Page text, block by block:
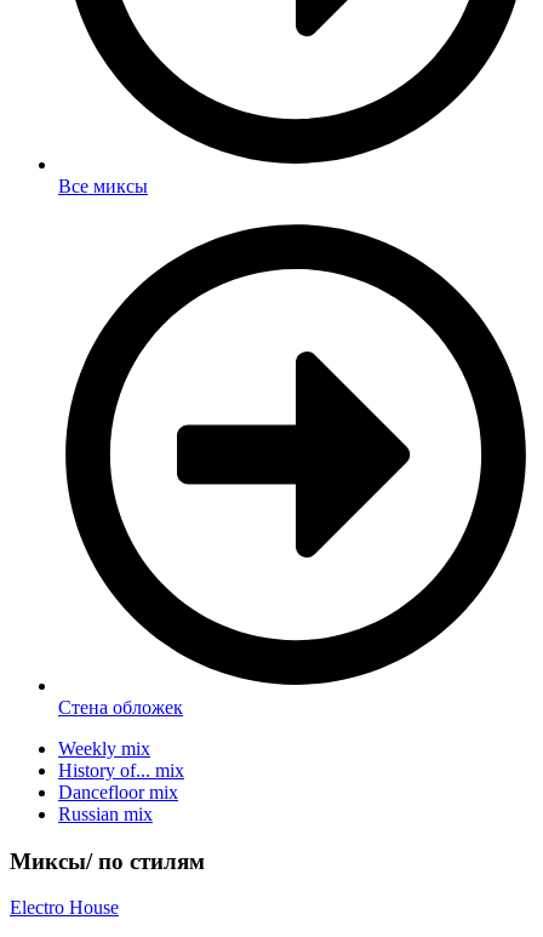
Все миксы
Стена обложек
Weekly mix
History of... mix
Dancefloor mix
Russian mix
Миксы/по стилям
Electro House